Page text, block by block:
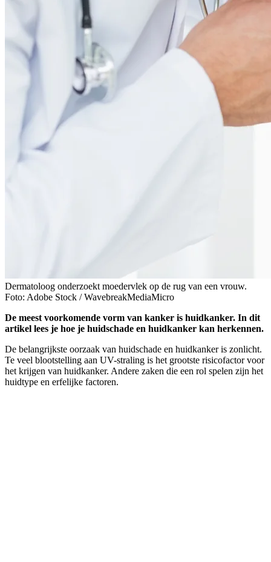
Dermatoloog onderzoekt moedervlek op de rug van een vrouw.
Foto: Adobe Stock / WavebreakMediaMicro
De meest voorkomende vorm van kanker is huidkanker. In dit
artikel lees je hoe je huidschade en huidkanker kan herkennen.
De belangrijkste oorzaak van huidschade en huidkanker is zonlicht.
Te veel blootstelling aan UV-straling is het grootste risicofactor voor
het krijgen van huidkanker. Andere zaken die een rol spelen zijn het
huidtype en erfelijke factoren.